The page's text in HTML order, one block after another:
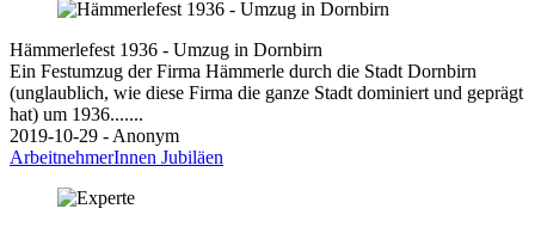
Hämmerlefest 1936 - Umzug in Dornbirn
Ein Festumzug der Firma Hämmerle durch die Stadt Dornbirn
(unglaublich, wie diese Firma die ganze Stadt dominiert und geprägt
hat) um 1936.......
2019-10-29 - Anonym
ArbeitnehmerInnen Jubiläen